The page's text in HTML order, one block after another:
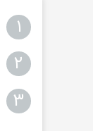
۱
۲
۳